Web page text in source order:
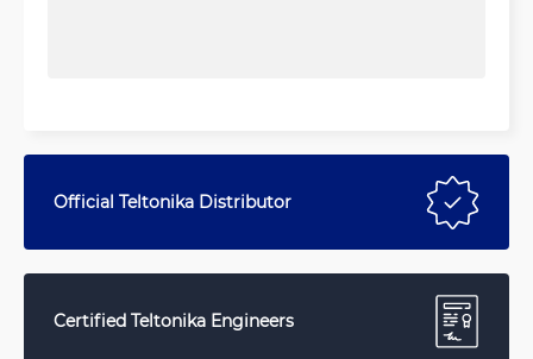
Official Teltonika Distributor
Certified Teltonika Engineers